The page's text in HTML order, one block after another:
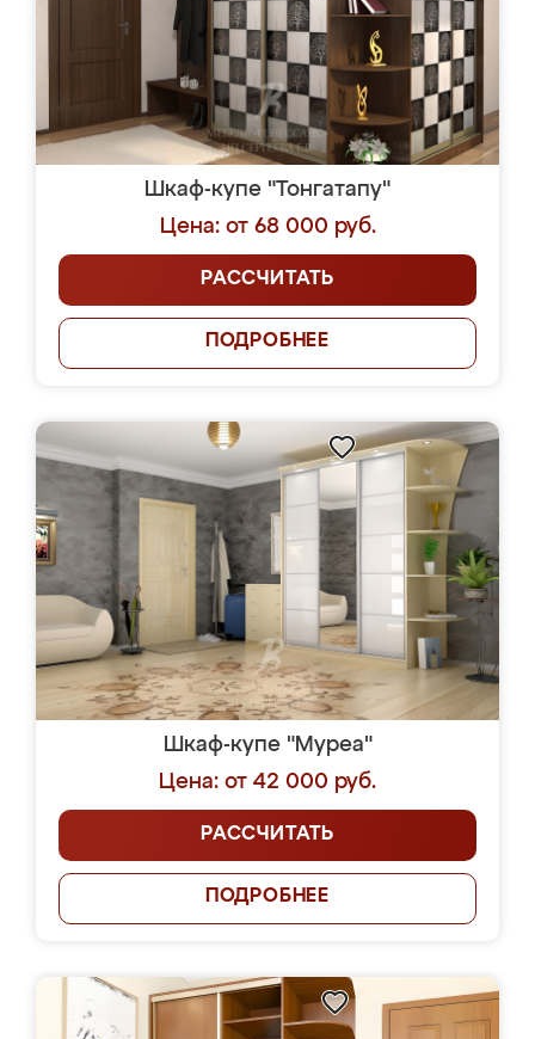
Шкаф-купе "Тонгатапу"
Цена: от 68 000 руб.
РАССЧИТАТЬ
ПОДРОБНЕЕ
Шкаф-купе "Муреа"
Цена: от 42 000 руб.
РАССЧИТАТЬ
ПОДРОБНЕЕ